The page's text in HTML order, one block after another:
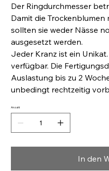
Der Ringdurchmesser
Damit die
sollten sie weder Nässe
ausgesetzt werden.
Jeder Kranz ist ein
verfügbar. Die
Auslastung bis zu 2
unbedingt rechtzeitig
Anzahl
In den